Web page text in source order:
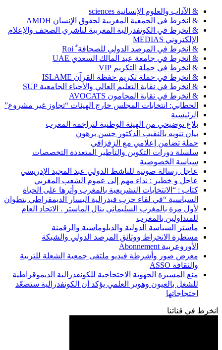
& الآداب والعلوم الإنسانية sciences
& انخرط في الجمعية المغربية لحقوق الإنسان AMDH
& انخرط في الكونفدرالية المغربية لناشري الصحف والإعلام
الإلكتروني MEDIAS
& انخرط في المرصد الدولي للصحافة ٌ Roi
& انخرط في جامعة عبد المالك السعدي UAE
& انخرط في حملة التكريم VIP
& انخرط في حملة تكريم حفظة القرآن ISLAME
& انخرط في نقابة التعليم العالي والأحياء الجامعية SUP
& انخرط في نقابة المحامون AVOCATS
الحطابي: انتخابات المجلس خارج الهيئات “تجاوز غير مشروع”
الرئيسية
بلاغ توضيحي من الهيئة الوطنية لتراجمة المغرب
بيان تنويه بالنقيب الدكتور حسن برهون
حملة تضامن إعلامي مع الزفزافي
سلسلة دورات التكوين والتأطير المتعددة التخصصات
سياسة الخصوصية
عاجل رسالة صوتية للناشط الدولي عبد المجيد الإدريسي
عاجل و خطير : نداء مهم إلى عموم الشعب المغربي
كتاب : “الانتخابات التشريعية بالمغرب وأثرها على الحياة
السياسية “في لقاء حزب فيدرالية اليسار الديمقراطي بتطوان
لأول مرة بالمغرب السليماني ينال الماستر . الاتحاد العام
للمتداولين بالمغرب
ماستر السياسة الدولية والدبلوماسية والرقمنة
مسطرة الانخراط ووثائق المرصد الدولي والشبكة
الأوروعربية Abonnement
معرض صور وأشرطة فيديو ملتقى جمعية الشعلة للتربية
والثقافة ASSO
منع المسيرة الجهوية الاحتجاجية للكونفدرالية الديموقراطية
للشغل بالعيون وهوير العلمي يؤكد أن الكونفدرالية ستصعّد
احتجاجاتها
انخرط في قناتنا